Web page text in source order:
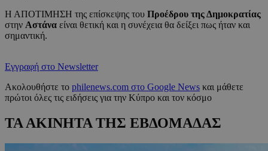
Η ΑΠΟΤΙΜΗΣΗ της επίσκεψης του Προέδρου της Δημοκρατίας
στην Αστάνα είναι θετική και η συνέχεια θα δείξει πως ήταν και
σημαντική.
Εγγραφή στο Newsletter
Ακολουθήστε το philenews.com στο Google News και μάθετε
πρώτοι όλες τις ειδήσεις για την Κύπρο και τον κόσμο
ΤΑ ΑΚΙΝΗΤΑ ΤΗΣ ΕΒΔΟΜΑΔΑΣ